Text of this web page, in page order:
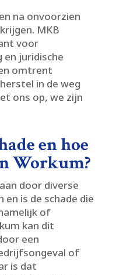
na onvoorzien
MKB
voor
en juridische
omtrent
in de weg
ons op, we zijn
en hoe
Workum?
door diverse
is de schade die
of
kan dit
een
of
is dat